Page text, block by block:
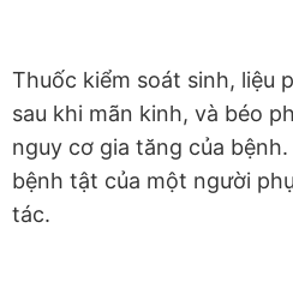
Thuốc kiểm soát sinh, liệu
sau khi mãn kinh, và béo
nguy cơ gia tăng của
bệnh tật của một người
tác.